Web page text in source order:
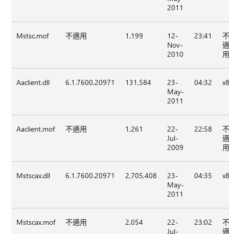
2011
Mstsc.mof 不適用 1,199
12-
Nov-
2010
23:41
Aaclient.dll 6.1.7600.20971 131,584
23-
May-
2011
04:32
Aaclient.mof 不適用 1,261
22-
Jul-
2009
22:58
Mstscax.dll 6.1.7600.20971 2,705,408
23-
May-
2011
04:35
Mstscax.mof 不適用 2,054
22-
Jul-
23:02